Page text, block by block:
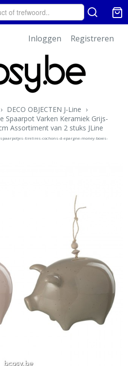
Inloggen Registreren
› DECO OBJECTEN J-Line ›
Spaarpot Varken Keramiek Grijs-
Assortiment van 2 stuks JLine
tirelires-cochons-d-epargne-money-boxes-